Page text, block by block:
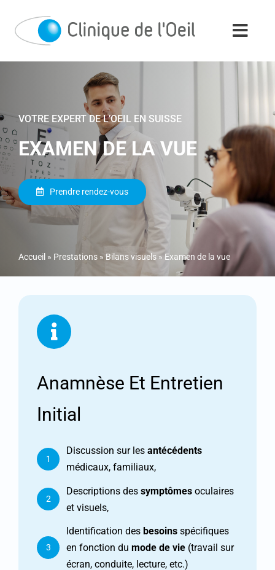
contenu
VOTRE EXPERT DE L’OEIL EN SUISSE
EXAMEN DE LA VUE
Prendre rendez-vous
Accueil » Prestations» Bilans visuels» Examen de la vue
Anamnèse Et Entretien
Initial
1
Discussion sur lesantécédents
médicaux, familiaux,
2
Descriptions dessymptômes oculaires
et visuels,
3
Identification desbesoins spécifiques
en fonction dumode de vie (travail sur
écran, conduite, lecture, etc.)